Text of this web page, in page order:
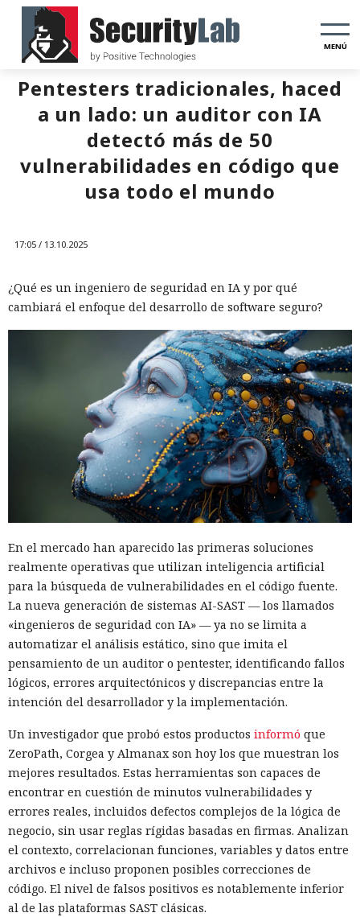
MENÚ
Pentesters tradicionales, haced
a un lado: un auditor con IA
detectó más de 50
vulnerabilidades en código que
usa todo el mundo
17:05 / 13.10.2025
¿Qué es un ingeniero de seguridad en IA y por qué
cambiará el enfoque del desarrollo de software seguro?
En el mercado han aparecido las primeras soluciones
realmente operativas que utilizan inteligencia artificial
para la búsqueda de vulnerabilidades en el código fuente.
La nueva generación de sistemas AI-SAST — los llamados
«ingenieros de seguridad con IA» — ya no se limita a
automatizar el análisis estático, sino que imita el
pensamiento de un auditor o pentester, identificando fallos
lógicos, errores arquitectónicos y discrepancias entre la
intención del desarrollador y la implementación.
Un investigador que probó estos productos informó que
ZeroPath, Corgea y Almanax son hoy los que muestran los
mejores resultados. Estas herramientas son capaces de
encontrar en cuestión de minutos vulnerabilidades y
errores reales, incluidos defectos complejos de la lógica de
negocio, sin usar reglas rígidas basadas en firmas. Analizan
el contexto, correlacionan funciones, variables y datos entre
archivos e incluso proponen posibles correcciones de
código. El nivel de falsos positivos es notablemente inferior
al de las plataformas SAST clásicas.